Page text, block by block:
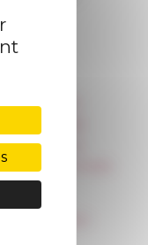
recherche
À l’École de toute